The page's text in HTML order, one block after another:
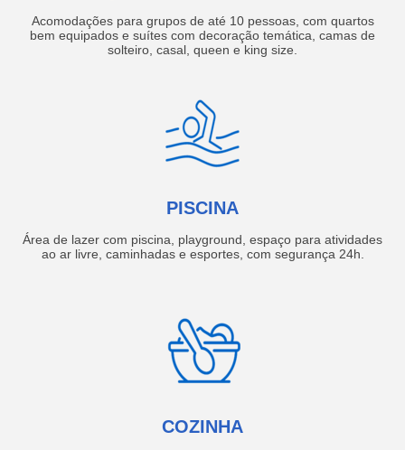
Acomodações para grupos de até 10 pessoas, com quartos
bem equipados e suítes com decoração temática, camas de
solteiro, casal, queen e king size.
PISCINA
Área de lazer com piscina, playground, espaço para atividades
ao ar livre, caminhadas e esportes, com segurança 24h.
COZINHA